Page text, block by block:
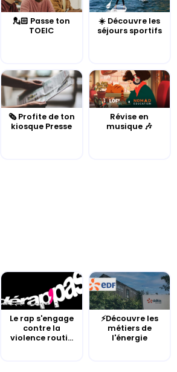
💂🏻 Passe ton
TOEIC
☀️ Découvre les
séjours sportifs
🗞️ Profite de ton
kiosque Presse
Révise en
musique 🎶
Le rap s'engage
contre la
violence routi...
⚡Découvre les
métiers de
l'énergie